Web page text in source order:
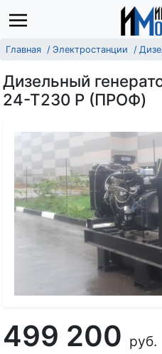
Главная Электростанции
Дизельный
24-Т230 P (ПРОФ)
499 200 руб.